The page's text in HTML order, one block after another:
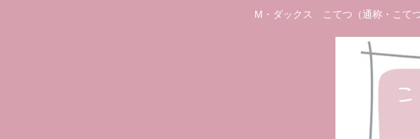
M・ダックス こてつ（通称・こて